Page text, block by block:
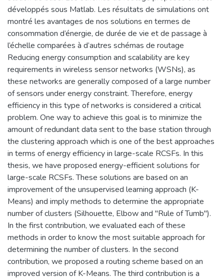
développés sous Matlab. Les résultats de simulations ont
montré les avantages de nos solutions en termes de
consommation d’énergie, de durée de vie et de passage à
l’échelle comparées à d’autres schémas de routage
Reducing energy consumption and scalability are key
requirements in wireless sensor networks (WSNs), as
these networks are generally composed of a large number
of sensors under energy constraint. Therefore, energy
efficiency in this type of networks is considered a critical
problem. One way to achieve this goal is to minimize the
amount of redundant data sent to the base station through
the clustering approach which is one of the best approaches
in terms of energy efficiency in large-scale RCSFs. In this
thesis, we have proposed energy-efficient solutions for
large-scale RCSFs. These solutions are based on an
improvement of the unsupervised learning approach (K-
Means) and imply methods to determine the appropriate
number of clusters (Silhouette, Elbow and "Rule of Tumb").
In the first contribution, we evaluated each of these
methods in order to know the most suitable approach for
determining the number of clusters. In the second
contribution, we proposed a routing scheme based on an
improved version of K-Means. The third contribution is a